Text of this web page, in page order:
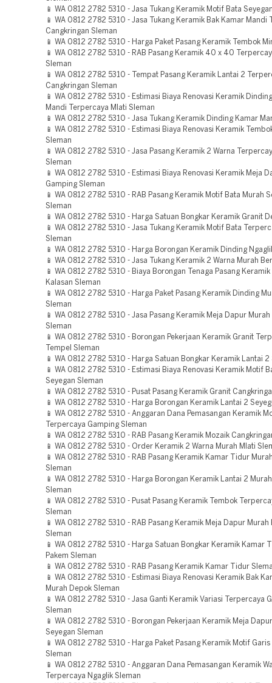
📱 WA 0812 2782 5310 - Jasa Tukang Keramik Motif Bata
📱 WA 0812 2782 5310 - Jasa Tukang Keramik Bak Kamar Mandi
Cangkringan Sleman
📱 WA 0812 2782 5310 - Harga Paket Pasang Keramik Tembok
📱 WA 0812 2782 5310 - RAB Pasang Keramik 40 x 40
Sleman
📱 WA 0812 2782 5310 - Tempat Pasang Keramik Lantai 2
Cangkringan Sleman
📱 WA 0812 2782 5310 - Estimasi Biaya Renovasi Keramik
Mandi Terpercaya Mlati Sleman
📱 WA 0812 2782 5310 - Jasa Tukang Keramik Dinding Kamar
📱 WA 0812 2782 5310 - Estimasi Biaya Renovasi Keramik
Sleman
📱 WA 0812 2782 5310 - Jasa Pasang Keramik 2 Warna
Sleman
📱 WA 0812 2782 5310 - Estimasi Biaya Renovasi Keramik Meja
Gamping Sleman
📱 WA 0812 2782 5310 - RAB Pasang Keramik Motif Bata Murah
Sleman
📱 WA 0812 2782 5310 - Harga Satuan Bongkar Keramik Granit
📱 WA 0812 2782 5310 - Jasa Tukang Keramik Motif Bata
Sleman
📱 WA 0812 2782 5310 - Harga Borongan Keramik Dinding
📱 WA 0812 2782 5310 - Jasa Tukang Keramik 2 Warna Murah
📱 WA 0812 2782 5310 - Biaya Borongan Tenaga Pasang
Kalasan Sleman
📱 WA 0812 2782 5310 - Harga Paket Pasang Keramik Dinding
Sleman
📱 WA 0812 2782 5310 - Jasa Pasang Keramik Meja Dapur
Sleman
📱 WA 0812 2782 5310 - Borongan Pekerjaan Keramik Granit
Tempel Sleman
📱 WA 0812 2782 5310 - Harga Satuan Bongkar Keramik Lantai 2
📱 WA 0812 2782 5310 - Estimasi Biaya Renovasi Keramik Motif
Seyegan Sleman
📱 WA 0812 2782 5310 - Pusat Pasang Keramik Granit
📱 WA 0812 2782 5310 - Harga Borongan Keramik Lantai 2
📱 WA 0812 2782 5310 - Anggaran Dana Pemasangan Keramik
Terpercaya Gamping Sleman
📱 WA 0812 2782 5310 - RAB Pasang Keramik Mozaik
📱 WA 0812 2782 5310 - Order Keramik 2 Warna Murah Mlati
📱 WA 0812 2782 5310 - RAB Pasang Keramik Kamar Tidur
Sleman
📱 WA 0812 2782 5310 - Harga Borongan Keramik Lantai 2
Sleman
📱 WA 0812 2782 5310 - Pusat Pasang Keramik Tembok
Sleman
📱 WA 0812 2782 5310 - RAB Pasang Keramik Meja Dapur Murah
Sleman
📱 WA 0812 2782 5310 - Harga Satuan Bongkar Keramik Kamar
Pakem Sleman
📱 WA 0812 2782 5310 - RAB Pasang Keramik Kamar Tidur
📱 WA 0812 2782 5310 - Estimasi Biaya Renovasi Keramik Bak
Murah Depok Sleman
📱 WA 0812 2782 5310 - Jasa Ganti Keramik Variasi Terpercaya
Sleman
📱 WA 0812 2782 5310 - Borongan Pekerjaan Keramik Meja
Seyegan Sleman
📱 WA 0812 2782 5310 - Harga Paket Pasang Keramik Motif Garis
Sleman
📱 WA 0812 2782 5310 - Anggaran Dana Pemasangan Keramik
Terpercaya Ngaglik Sleman